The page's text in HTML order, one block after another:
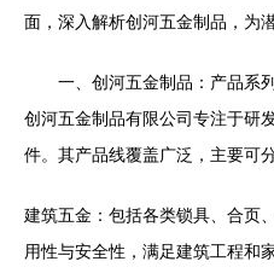
面，深入解析创河五金制品，为
一、创河五金制品：产品系
创河五金制品有限公司专注于研
件。其产品线覆盖广泛，主要可
建筑五金：包括各类锁具、合页
用性与安全性，满足建筑工程和